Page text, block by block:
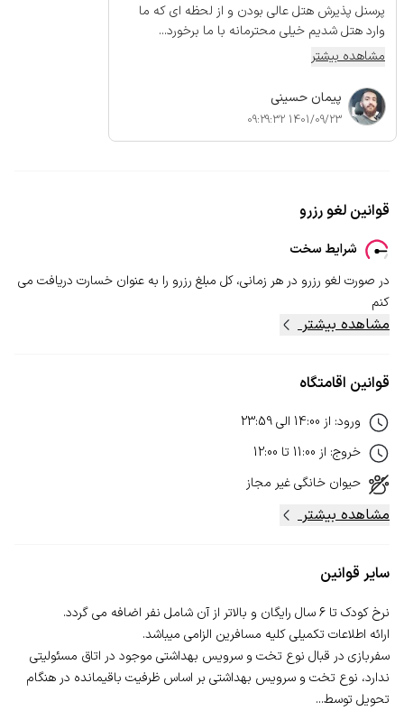
پرسنل پذیرش هتل عالی بودن و از لحظه ای که ما
وارد هتل شدیم خیلی محترمانه با ما برخورد...
مشاهده بیشتر
پیمان حسینی
1401/09/23 09:29:32
قوانین لغو رزرو
شرایط سخت
در صورت لغو رزرو در هر زمانی، کل مبلغ رزرو را به عنوان خسارت دریافت می
کنم
مشاهده بیشتر
قوانین اقامتگاه
ورود: از 14:00 الی23:59
خروج: از 11:00 تا 12:00
حیوان خانگیغیر مجاز
مشاهده بیشتر
سایر قوانین
سفربازی در قبال نوع تخت و سرویس بهداشتی موجود در اتاق مسئولیتی
ندارد، نوع تخت و سرویس بهداشتی بر اساس ظرفیت باقیمانده در هنگام
تحویل توسط...